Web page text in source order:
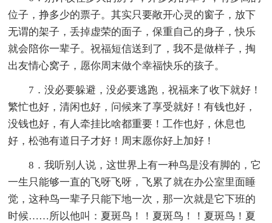
位子，挣多少的票子。其实只要敞开心灵的窗子，放下
无谓的架子，丢掉虚荣的面子，保重自己的身子，快乐
就会陪你一辈子。祝福短信送到了，我不是做样子，掏
出友情心窝子，愿你周末做个幸福快乐的孩子。
7．没必要躲避，没必要逃跑，祝福来了收下就好！
繁忙也好，清闲也好，问候来了享受就好！有钱也好，
没钱也好，有人牵挂比啥都重要！工作也好，休息也
好，松弛有道日子才好！周末愿你好上加好！
8．我听别人说，这世界上有一种鸟是没有脚的，它
一生只能够一直的飞呀飞呀，飞累了就在办公室里面睡
觉，这种鸟一辈子只能下地一次，那一次就是它下班的
时候……所以他叫：夏斑鸟！！夏斑鸟！！夏斑鸟！夏